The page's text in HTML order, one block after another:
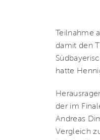
Teilnahme
damit den
hatte
der im
Andreas
Vergleich